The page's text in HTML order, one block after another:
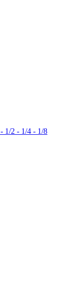
1/2 - 1/4 - 1/8